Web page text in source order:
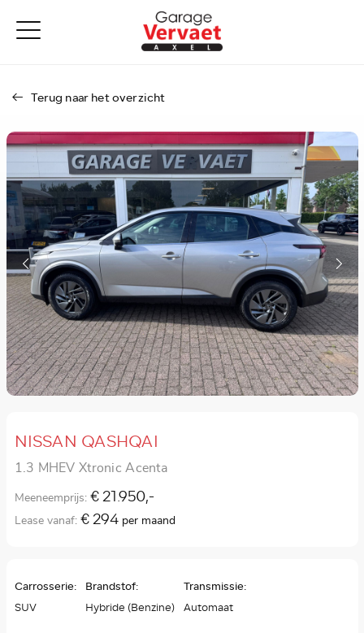
Terug naar het overzicht
NISSAN QASHQAI
1.3 MHEV Xtronic Acenta
Meeneemprijs:€ 21.950,-
Lease vanaf:€ 294per maand
Carrosserie:
SUV
Brandstof:
Hybride (Benzine)
Transmissie:
Automaat